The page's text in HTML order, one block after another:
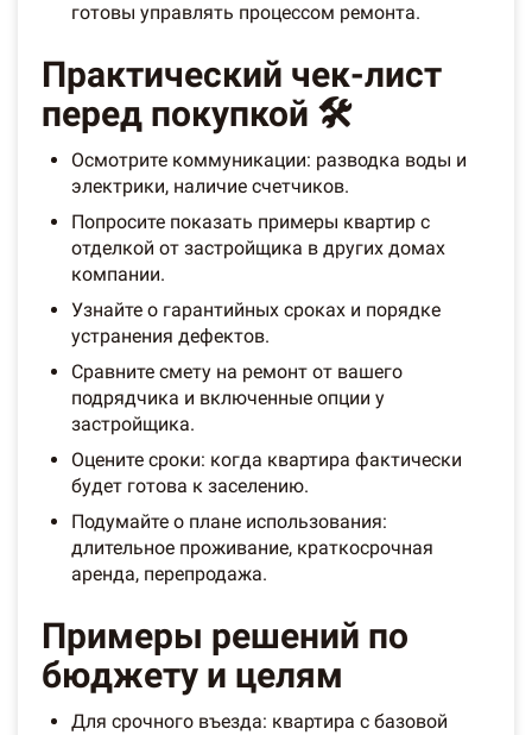
готовы управлять процессом ремонта.
Практический чек-лист
перед покупкой 🛠️
Осмотрите коммуникации: разводка воды и
электрики, наличие счетчиков.
Попросите показать примеры квартир с
отделкой от застройщика в других домах
компании.
Узнайте о гарантийных сроках и порядке
устранения дефектов.
Сравните смету на ремонт от вашего
подрядчика и включенные опции у
застройщика.
Оцените сроки: когда квартира фактически
будет готова к заселению.
Подумайте о плане использования:
длительное проживание, краткосрочная
аренда, перепродажа.
Примеры решений по
бюджету и целям
Для срочного въезда: квартира с базовой